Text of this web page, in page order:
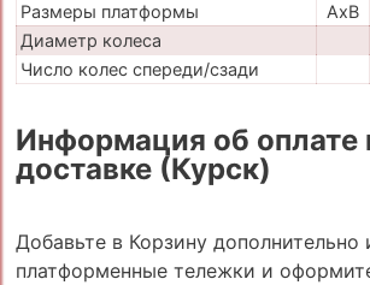
Размеры платформы
AxB
Диаметр колеса
Число колес спереди/сзади
Информация об оплате
доставке (Курск)
Добавьте в Корзину дополнительно
платформенные тележки и